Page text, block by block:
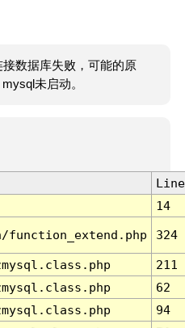
数据库失败，可能的原
未启动。
Line
14
324
211
62
94